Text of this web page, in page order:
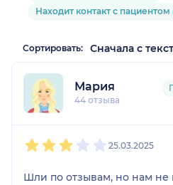
Находит контакт с пациентом
Сортировать:
Мария
44 отзыва
25.03.2025
Шли по отзывам, но нам не